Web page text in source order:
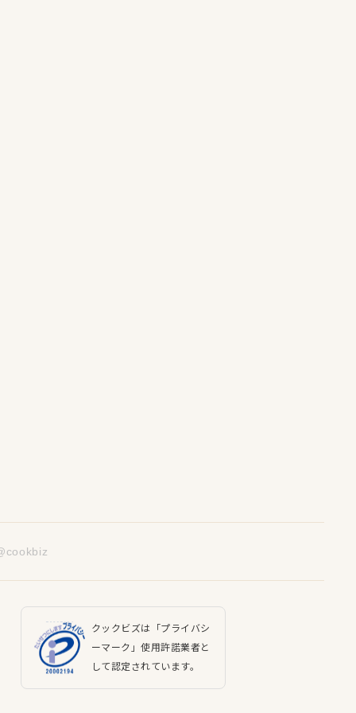
クックビズは「プライバシ
ーマーク」使用許諾業者と
して認定されています。